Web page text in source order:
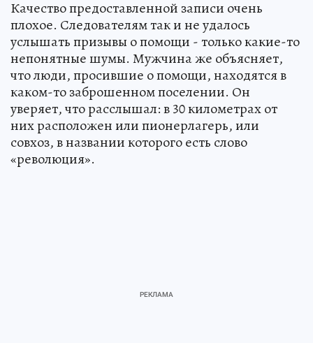
Качество предоставленной записи очень
плохое. Следователям так и не удалось
услышать призывы о помощи - только какие-то
непонятные шумы. Мужчина же объясняет,
что люди, просившие о помощи, находятся в
каком-то заброшенном поселении. Он
уверяет, что расслышал: в 30 километрах от
них расположен или пионерлагерь, или
совхоз, в названии которого есть слово
«революция».